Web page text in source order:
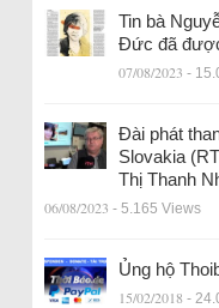
Tin bà
Đức đã
07/08/2023 -
Đài phát
Slovakia
Thị Thanh
06/08/2023 - 5.165 Views
Ủng hộ
15/02/2018 -